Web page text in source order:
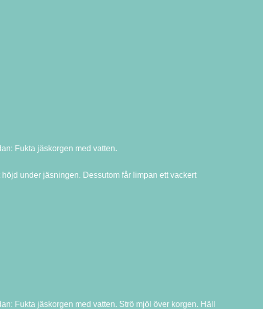
Fukta jäskorgen med vatten.
under jäsningen. Dessutom får limpan ett vackert
Fukta jäskorgen med vatten. Strö mjöl över korgen. Häll